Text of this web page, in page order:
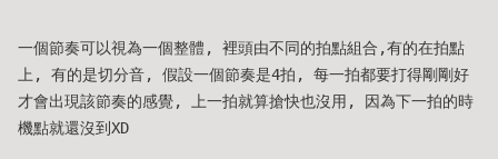
一個節奏可以視為一個整體, 裡頭由不同的拍點組合,有的在拍點
上, 有的是切分音, 假設一個節奏是4拍, 每一拍都要打得剛剛好
才會出現該節奏的感覺, 上一拍就算搶快也沒用, 因為下一拍的時
機點就還沒到XD